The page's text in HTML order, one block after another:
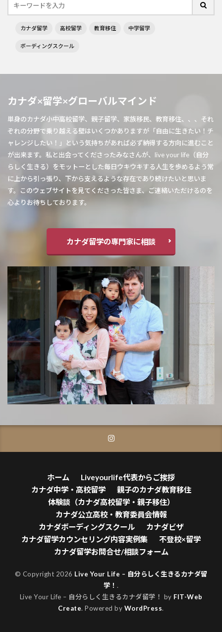
カナダ留学 高校留学 教育移住 中学留学
ボーディングスクール
カナダ×留学×グローバルマインド
単身のカナダ小中高校留学、親子留学、家族移民、教育移住、、、それ
ぞれの分野で乗り越える壁はいくつかありますが「自由に生きたい！チ
ャレンジしたい！」という気持ちがあれば必ず納得する方向に進むこと
が出来ます。私と出会ってくださったみなさんが、live your life（自分
らしく生きる）をモットーとした毎日ウキウキする人生を歩めるよう常
に上から引っ張り、下から支えるような存在であり続けたいと思いま
す。このウェブサイトを見てくださった皆さま、ご連絡いただけるのを
心よりお待ちしております。
カナダ留学の専門家に相談
ホーム
Liveyourlife代表からご挨拶
カナダ中学・高校留学
親子のカナダ教育移住
体験談（カナダ高校留学・親子移住）
カナダ公立高校・教育委員会情報
カナダボーディングスクール
カナダビザ
カナダ留学カウンセリング内容実例集
不登校×留学
カナダ留学お問合せ/相談フォーム
© Copyright 2026 Live Your Life – 自分らしく生きるカナダ留
学！ .
Live Your Life – 自分らしく生きるカナダ留学！ by FIT-Web
Create. Powered by WordPress.